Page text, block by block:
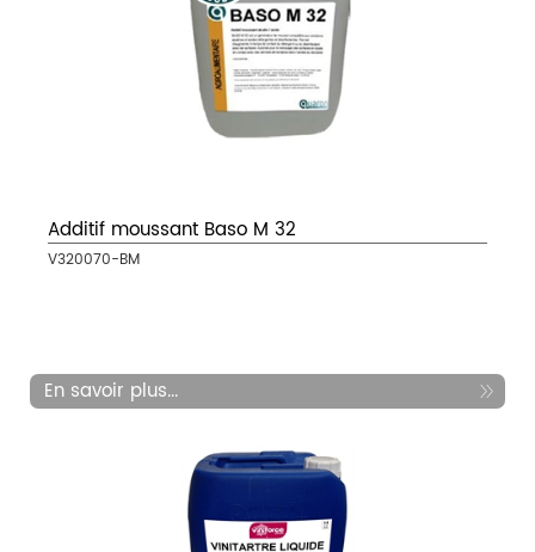
Additif moussant Baso M 32
V320070-BM
En savoir plus...